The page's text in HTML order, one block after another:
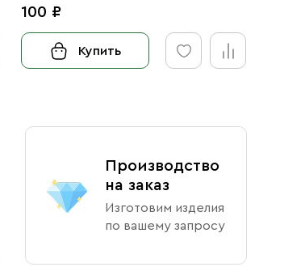
100 ₽
Купить
Производство
на заказ
Изготовим изделия
по вашему запросу